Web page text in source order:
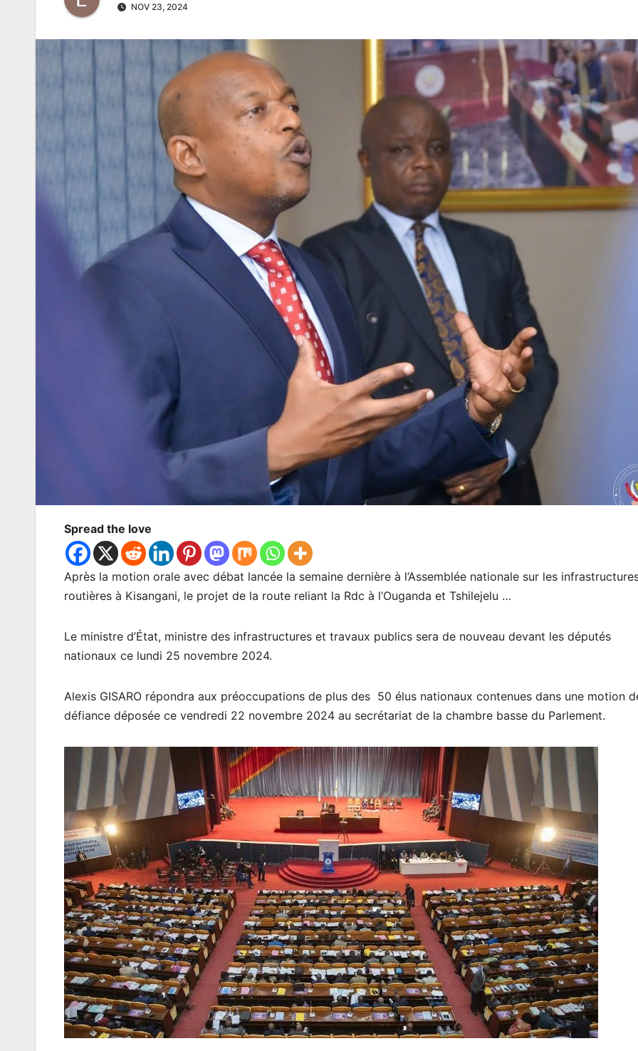
NOV 23, 2024
Spread the love
Après la motion orale avec débat lancée la semaine dernière à l’Assemblée nationale sur les
routières à Kisangani, le projet de la route reliant la Rdc à l’Ouganda et Tshilejelu …
Le ministre d’État, ministre des infrastructures et travaux publics sera de nouveau devant les députés
nationaux ce lundi 25 novembre 2024.
Alexis GISARO répondra aux préoccupations de plus des 50 élus nationaux contenues dans une motion
défiance déposée ce vendredi 22 novembre 2024 au secrétariat de la chambre basse du Parlement.